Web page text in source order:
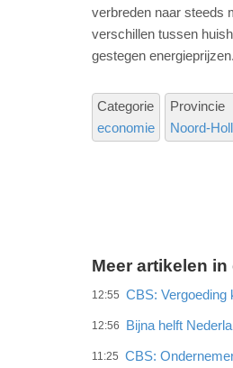
verbreden naar steeds
verschillen tussen
gestegen energieprijzen.
Categorie
economie
Provincie
Noord-
Meer artikelen
12:55 CBS: Vergoeding
12:56 Bijna helft
11:25 CBS: